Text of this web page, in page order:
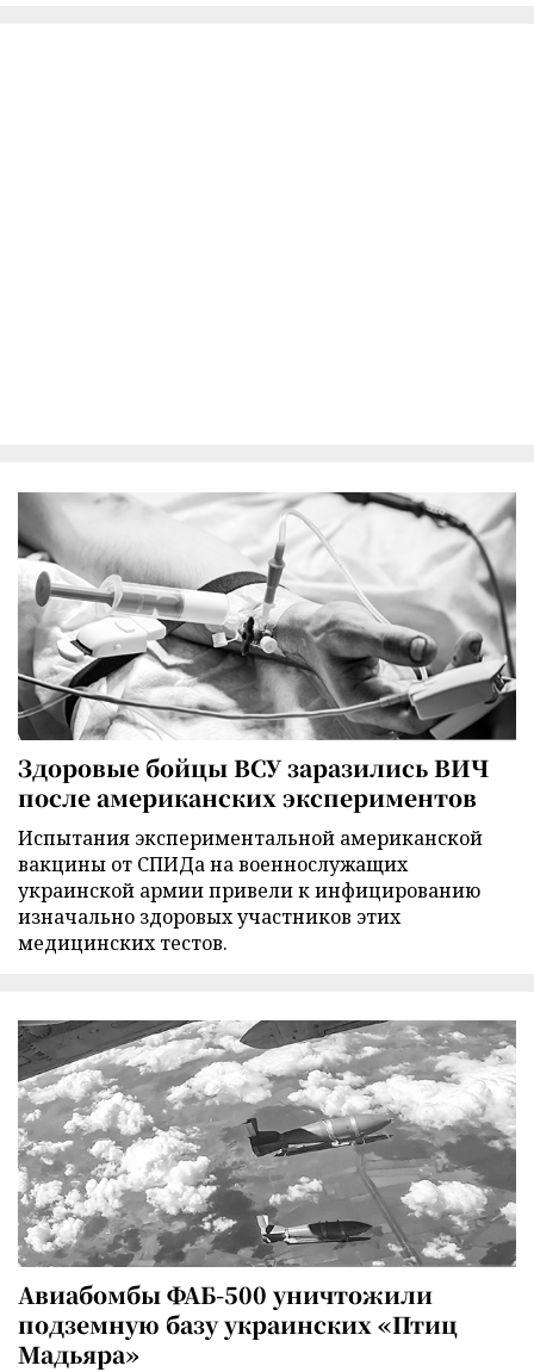
Здоровые бойцы ВСУ заразились ВИЧ
после американских экспериментов
Испытания экспериментальной американской
вакцины от СПИДа на военнослужащих
украинской армии привели к инфицированию
изначально здоровых участников этих
медицинских тестов.
Авиабомбы ФАБ-500 уничтожили
подземную базу украинских «Птиц
Мадьяра»